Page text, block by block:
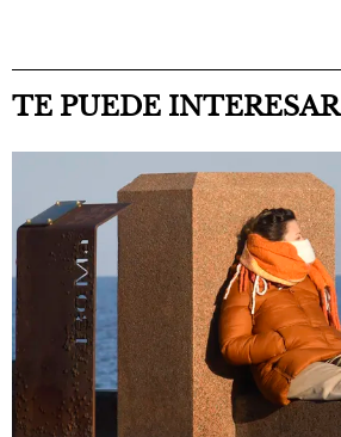
TE PUEDE INTERESAR